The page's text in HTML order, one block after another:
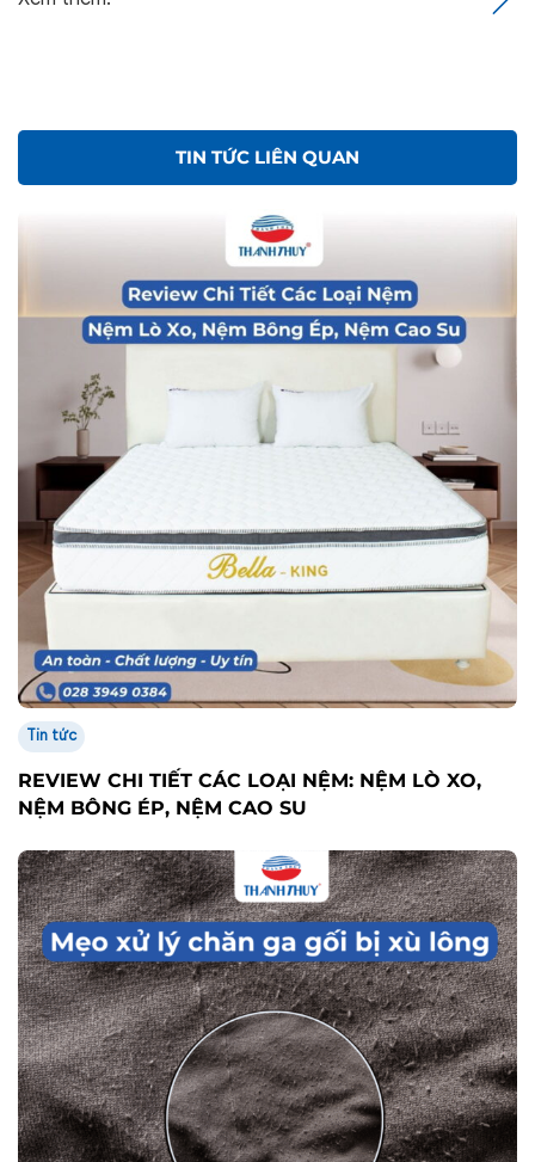
TIN TỨC LIÊN QUAN
Tin tức
REVIEW CHI TIẾT CÁC LOẠI NỆM: NỆM LÒ XO,
NỆM BÔNG ÉP, NỆM CAO SU